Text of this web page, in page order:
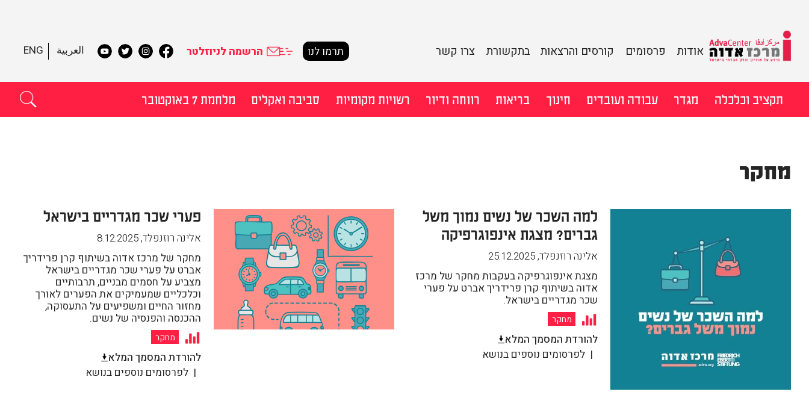
מרכז
אדוה
מידע על שוויון
וצדק חברתי
אודות פרסומים קורסים והרצאות בתקשורת צרו קשר תרמו לנו הרשמה לניוזלטר العربية ENG
לדלג
לתוכן
תקציב וכלכלה מגדר עבודה ועובדים חינוך בריאות רווחה ודיור רשויות מקומיות סביבה ואקלים מלחמת 7 באוקטובר
מחקר
למה השכר של נשים נמוך משל
גברים? מצגת אינפוגרפיקה
אלינה רוזנפלד,
25.12.2025
מצגת אינפוגרפיקה בעקבות מחקר של מרכז
אדוה בשיתוף קרן פרידריך אברט על פערי
שכר מגדריים בישראל.
מחקר
להורדת המסמך המלא
לפרסומים נוספים בנושא
פערי שכר מגדריים בישראל
אלינה רוזנפלד,
8.12.2025
מחקר של מרכז אדוה בשיתוף קרן פרידריך
אברט על פערי שכר מגדריים בישראל
מצביע על חסמים מבניים, תרבותיים
וכלכליים שמעמיקים את הפערים לאורך
מחזור החיים ומשפיעים על התעסוקה,
ההכנסה והפנסיה של נשים.
מחקר
להורדת המסמך המלא
לפרסומים נוספים בנושא